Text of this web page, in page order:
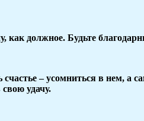
как должное. Будьте
– усомниться в нем, а
удачу.